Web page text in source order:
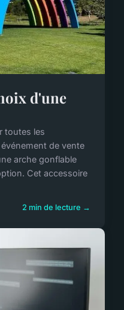
d'une
toutes les
de vente
arche gonflable
Cet accessoire
2 min de lecture →